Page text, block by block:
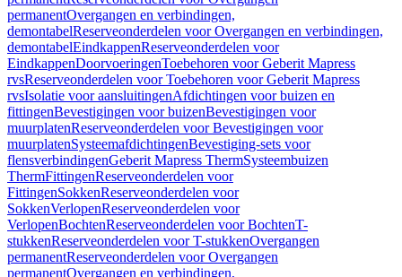
permanentOvergangen en verbindingen,
demontabelReserveonderdelen voor Overgangen en verbindingen,
demontabelEindkappenReserveonderdelen voor
EindkappenDoorvoeringenToebehoren voor Geberit Mapress
rvsReserveonderdelen voor Toebehoren voor Geberit Mapress
rvsIsolatie voor aansluitingenAfdichtingen voor buizen en
fittingenBevestigingen voor buizenBevestigingen voor
muurplatenReserveonderdelen voor Bevestigingen voor
muurplatenSysteemafdichtingenBevestiging-sets voor
flensverbindingenGeberit Mapress ThermSysteembuizen
ThermFittingenReserveonderdelen voor
FittingenSokkenReserveonderdelen voor
SokkenVerlopenReserveonderdelen voor
VerlopenBochtenReserveonderdelen voor BochtenT-
stukkenReserveonderdelen voor T-stukkenOvergangen
permanentReserveonderdelen voor Overgangen
permanentOvergangen en verbindingen,